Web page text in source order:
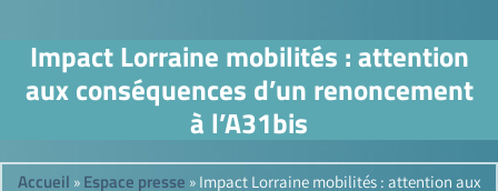
Impact Lorraine mobilités : attention
aux conséquences d’un renoncement
à l’A31bis
Accueil » Espace presse » Impact Lorraine mobilités : attention aux